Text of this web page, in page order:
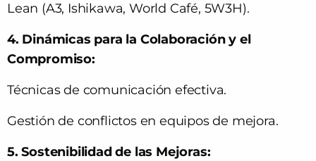
Lean (A3, Ishikawa, World Café, 5W3H).
4. Dinámicas para la Colaboración y el
Compromiso:
Técnicas de comunicación efectiva.
Gestión de conflictos en equipos de mejora.
5.Sostenibilidad de las Mejoras: